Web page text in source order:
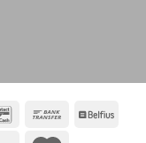
BancontactBank